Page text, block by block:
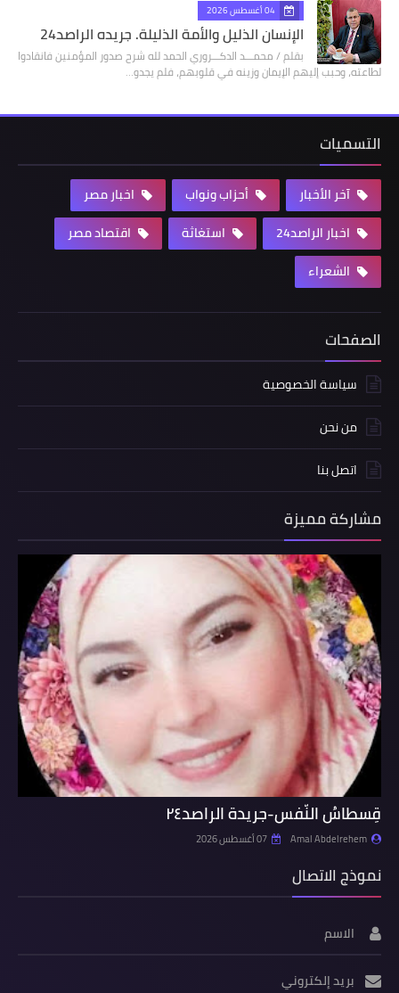
04 أغسطس 2026
الإنسان الذليل والأمة الذليلة. جريده الراصد24
بقلم / محمـــد الدكـــروري الحمد لله شرح صدور المؤمنين فانقادوا
لطاعته، وحبب إليهم الإيمان وزينه في قلوبهم، فلم يجدو…
التسميات
آخر الأخبار أحزاب ونواب
اخبار مصر
اخبار الراصد24
استغاثة
اقتصاد مصر
الشعراء
الصفحات
سياسة الخصوصية
من نحن
اتصل بنا
مشاركة مميزة
قِسطاسُ النّفس-جريدة الراصد٢٤
Amal Abdelrehem 07 أغسطس 2026
نموذج الاتصال
الاسم
بريد إلكتروني